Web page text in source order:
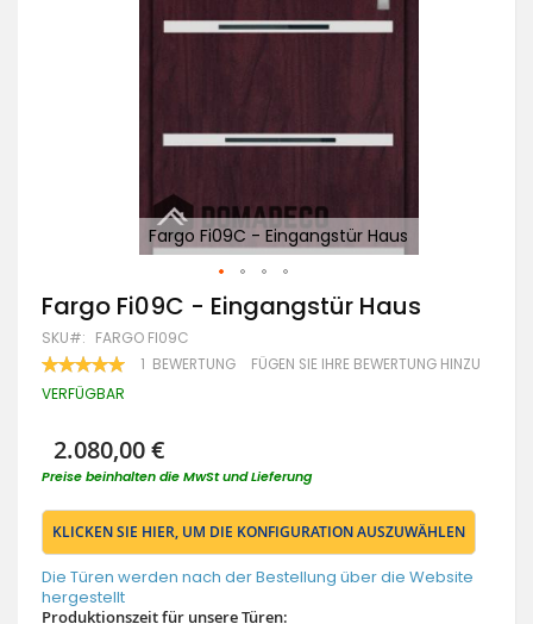
Fargo Fi09C - Eingangstür Haus
Zum
Anfang
der
Bildgalerie
springen
Fargo Fi09C - Eingangstür Haus
SKU FARGO FI09C
BEWERTUNG:
100
1 BEWERTUNG FÜGEN SIE IHRE BEWERTUNG HINZU
VERFÜGBAR
2.080,00 €
Preise beinhalten die MwSt und Lieferung
KLICKEN SIE HIER, UM DIE KONFIGURATION AUSZUWÄHLEN
Die Türen werden nach der Bestellung über die Website
hergestellt
Produktionszeit für unsere Türen: